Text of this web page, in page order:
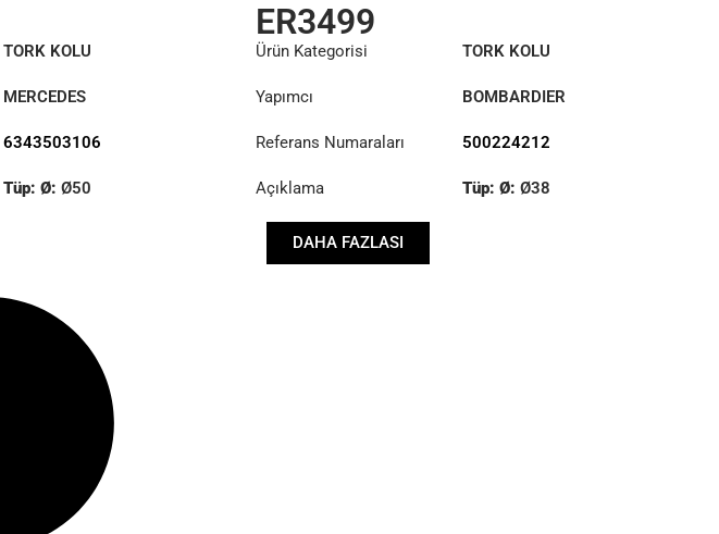
TORK KOLU
MERCEDES
6343503106
Tüp: Ø: Ø50
ER3499
Ürün Kategorisi TORK KOLU
Yapımcı BOMBARDIER
Referans Numaraları 500224212
Açıklama Tüp: Ø:Ø38
DAHA FAZLASI